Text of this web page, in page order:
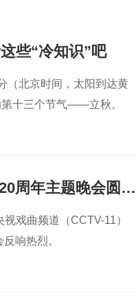
些“冷知识”吧
（北京时间，太阳到达黄
第十三个节气——立秋。
“越韵华光·百廿流芳”纪念越剧诞生120周年主题晚会圆满播出
戏曲频道（CCTV-11）
响热烈。